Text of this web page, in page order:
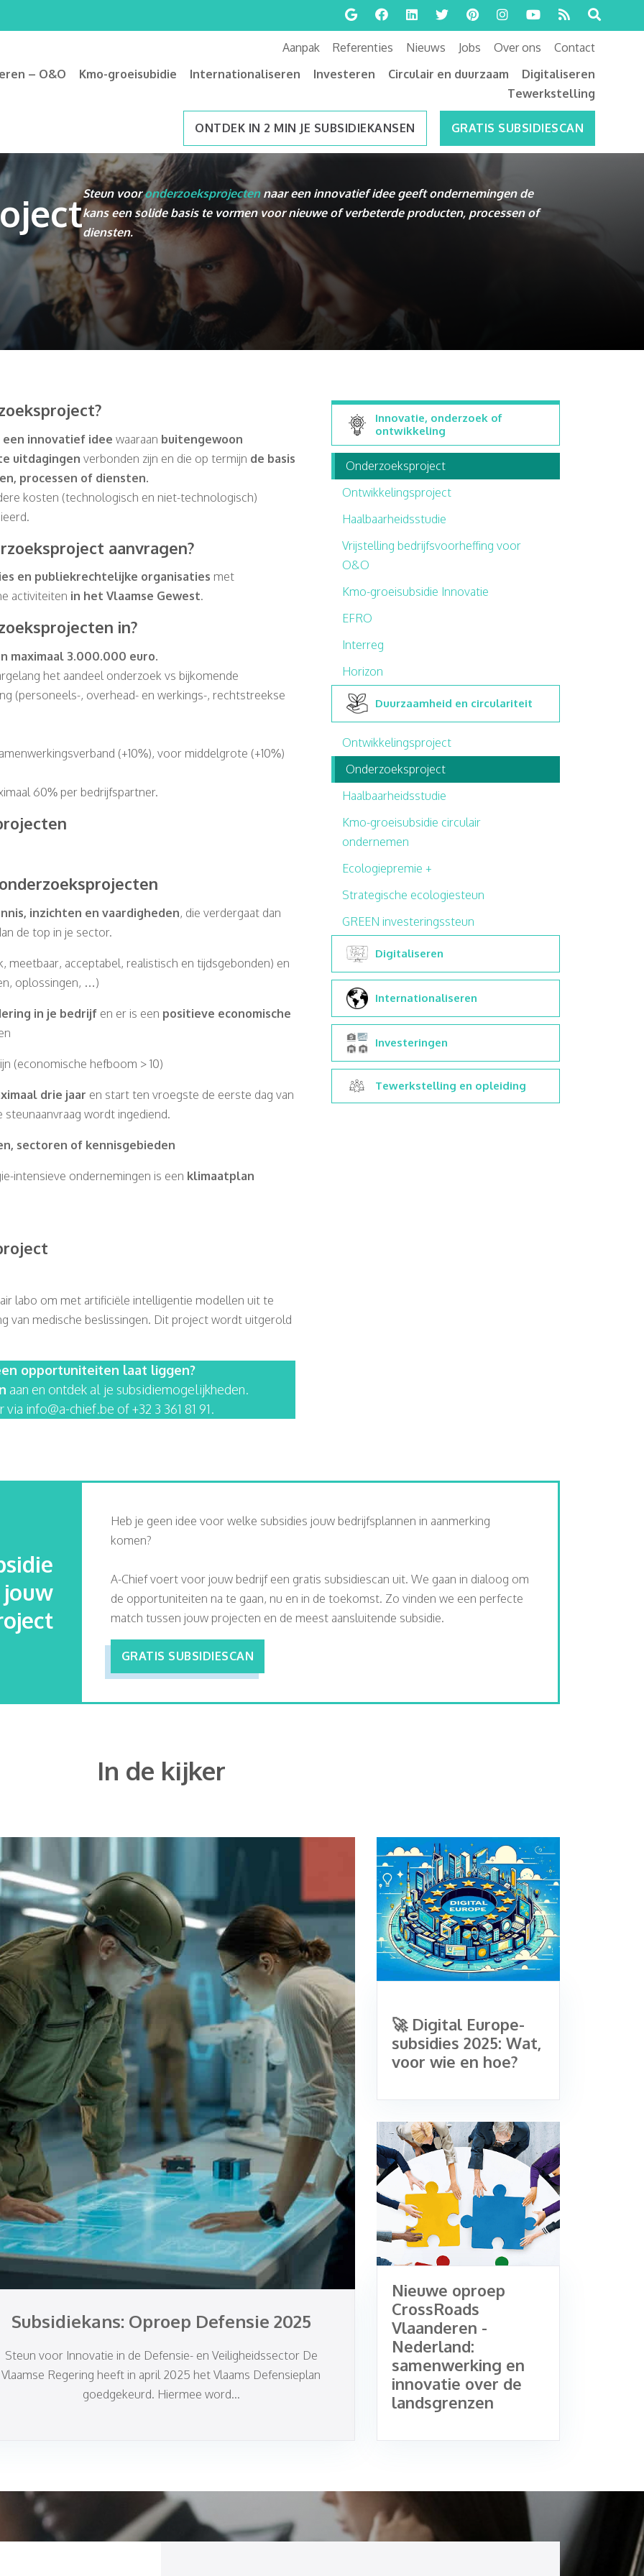
Aanpak Referenties Nieuws Jobs Over ons
Contact
– O&O
Kmo-groeisubidie Internationaliseren Investeren Circulair en duurzaam
Digitaliseren
Tewerkstelling
ONTDEK IN 2 MIN JE SUBSIDIEKANSEN GRATIS SUBSIDIESCAN
Steun vooronderzoeksprojecten naar een innovatief idee geeft ondernemingen de
kans een solide basis te vormen voor nieuwe of verbeterde producten, processen of
diensten.
innovatief idee waaraan buitengewoon
uitdagingen verbonden zijn en die op termijn de basis
processen of diensten.
kosten (technologisch en niet-technologisch)
aanvragen?
en publiekrechtelijke organisaties met
activiteiten in het Vlaamse Gewest.
in?
maximaal 3.000.000 euro.
het aandeel onderzoek vs bijkomende
(personeels-, overhead- en werkings-, rechtstreekse
(+10%), voor middelgrote (+10%)
60% per bedrijfspartner.
inzichten en vaardigheden, die verdergaat dan
de top in je sector.
meetbaar, acceptabel, realistisch en tijdsgebonden) en
oplossingen, …)
in je bedrijf en er is een positieve economische
(economische hefboom > 10)
drie jaar en start ten vroegste de eerste dag van
steunaanvraag wordt ingediend.
sectoren of kennisgebieden
intensieve ondernemingen is een klimaatplan
labo om met artificiële intelligentie modellen uit te
van medische beslissingen. Dit project wordt uitgerold
opportuniteiten laat liggen?
aan en ontdek al je subsidiemogelijkheden.
info@a-chief.be of +32 3 361 81 91.
Innovatie, onderzoek of
ontwikkeling
Onderzoeksproject
Ontwikkelingsproject
Haalbaarheidsstudie
Vrijstelling bedrijfsvoorheffing voor
O&O
Kmo-groeisubsidie Innovatie
EFRO
Interreg
Horizon
Duurzaamheid en circulariteit
Ontwikkelingsproject
Onderzoeksproject
Haalbaarheidsstudie
Kmo-groeisubsidie circulair
ondernemen
Ecologiepremie +
Strategische ecologiesteun
GREEN investeringssteun
Digitaliseren
Internationaliseren
Investeringen
Tewerkstelling en opleiding
Heb je geen idee voor welke subsidies jouw bedrijfsplannen in aanmerking
komen?
A-Chief voert voor jouw bedrijf een gratis subsidiescan uit. We gaan in dialoog om
de opportuniteiten na te gaan, nu en in de toekomst. Zo vinden we een perfecte
match tussen jouw projecten en de meest aansluitende subsidie.
GRATIS SUBSIDIESCAN
In de kijker
Subsidiekans: Oproep Defensie 2025
Steun voor Innovatie in de Defensie- en Veiligheidssector De
Vlaamse Regering heeft in april 2025 het Vlaams Defensieplan
goedgekeurd. Hiermee word...
🚀 Digital Europe-
subsidies 2025: Wat,
voor wie en hoe?
Nieuwe oproep
CrossRoads
Vlaanderen -
Nederland:
samenwerking en
innovatie over de
landsgrenzen